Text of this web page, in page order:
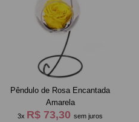
Pêndulo de Rosa Encantada
Amarela
3x R$ 73,30sem juros